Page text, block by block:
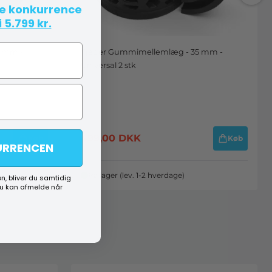
Fjeder Gummimellemlæg - 35 mm -
Universal 2 stk
499,00 DKK Køb
På lager (lev. 1-2 hverdage)
konkurrence
kr.
bliver du samtidig
kan afmelde når